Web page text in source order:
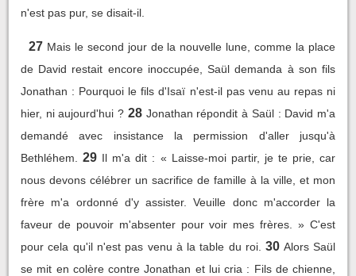
n'est pas pur, se disait-il.
27 Mais le second jour de la nouvelle lune, comme la place
de David restait encore inoccupée, Saül demanda à son fils
Jonathan : Pourquoi le fils d'Isaï n'est-il pas venu au repas ni
hier, ni aujourd'hui ? 28 Jonathan répondit à Saül : David m'a
demandé avec insistance la permission d'aller jusqu'à
Bethléhem.
29 Il m'a dit : « Laisse-moi partir, je te prie, car
nous devons célébrer un sacrifice de famille à la ville, et mon
frère m'a ordonné d'y assister. Veuille donc m'accorder la
faveur de pouvoir m'absenter pour voir mes frères. » C'est
pour cela qu'il n'est pas venu à la table du roi. 30 Alors Saül
se mit en colère contre Jonathan et lui cria : Fils de chienne,